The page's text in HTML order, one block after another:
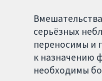
серьёзных
переносимы и
к назначению
необходимы